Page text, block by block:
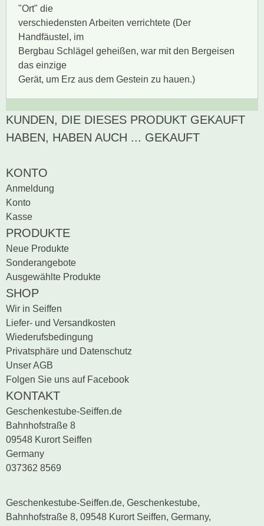
"Ort" die
verschiedensten Arbeiten verrichtete (Der
Handfäustel, im
Bergbau Schlägel geheißen, war mit den Bergeisen
das einzige
Gerät, um Erz aus dem Gestein zu hauen.)
BEWERTUNG SCHREIBEN
Zur Zeit gibt es keine
Produktrezensionen.
KUNDEN, DIE DIESES PRODUKT GEKAUFT
HABEN, HABEN AUCH ... GEKAUFT
KONTO
Anmeldung
Konto
Kasse
PRODUKTE
Neue Produkte
Sonderangebote
Ausgewählte Produkte
SHOP
Wir in Seiffen
Liefer- und Versandkosten
Wiederufsbedingung
Privatsphäre und Datenschutz
Unser AGB
Folgen Sie uns auf Facebook
KONTAKT
Geschenkestube-Seiffen.de
Bahnhofstraße 8
09548 Kurort Seiffen
Germany
037362 8569
Geschenkestube-Seiffen.de, Geschenkestube,
Bahnhofstraße 8, 09548 Kurort Seiffen, Germany,